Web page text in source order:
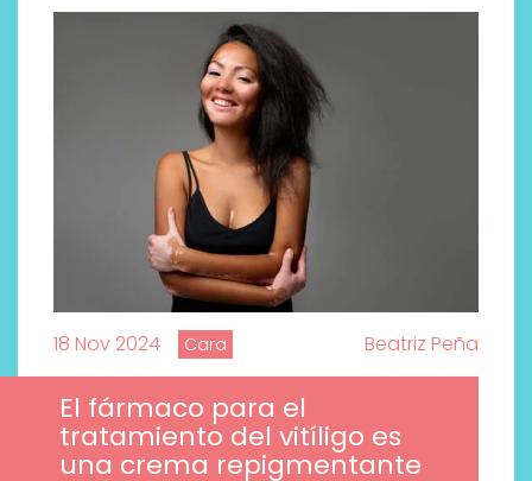
18 Nov 2024 Cara Beatriz Peña
El fármaco para el
tratamiento del vitíligo es
una crema repigmentante